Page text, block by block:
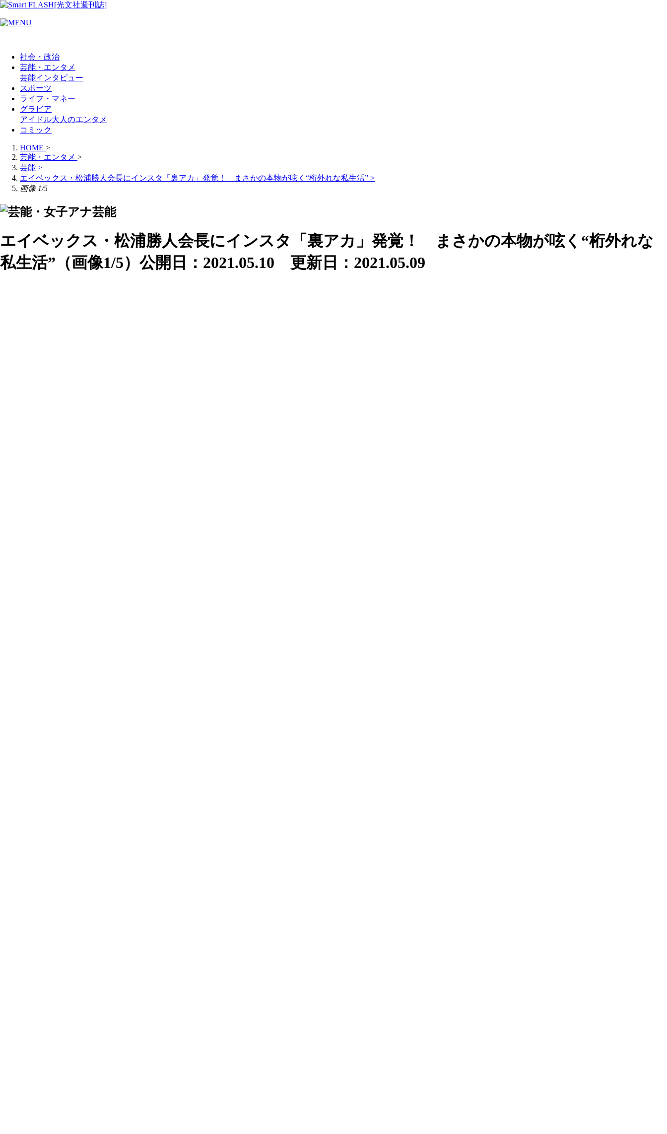
社会・政治
芸能・エンタメ
芸能インタビュー
スポーツ
ライフ・マネー
グラビア
アイドル大人のエンタメ
コミック
HOME >
芸能・エンタメ >
芸能 >
エイベックス・松浦勝人会長にインスタ「裏アカ」発覚！ まさかの本物が呟く“桁外れな私生活” >
画像 1/5
芸能
エイベックス・松浦勝人会長にインスタ「裏アカ」発覚！ まさかの本物が呟く“桁外れな
私生活”（画像1/5） 公開日：2021.05.10 更新日：2021.05.09